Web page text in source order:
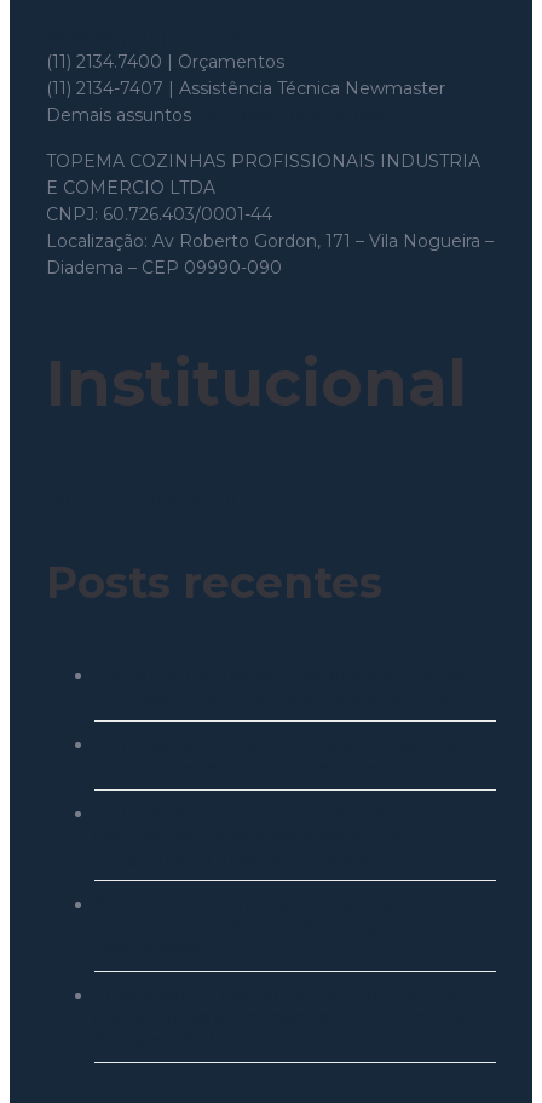
(11) 2134.7400 | Orçamentos
(11) 2134-7407 | Assistência Técnica Newmaster
Demais assuntos
TOPEMA COZINHAS PROFISSIONAIS INDUSTRIA
E COMERCIO LTDA
CNPJ: 60.726.403/0001-44
Localização: Av Roberto Gordon, 171 – Vila Nogueira –
Diadema – CEP 09990-090
Institucional
Posts recentes